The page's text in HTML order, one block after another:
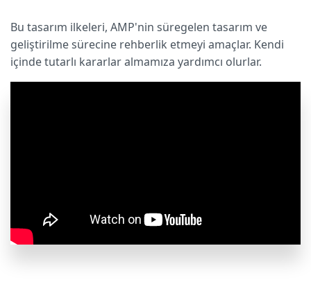
Bu tasarım ilkeleri, AMP'nin süregelen tasarım ve
geliştirilme sürecine rehberlik etmeyi amaçlar. Kendi
içinde tutarlı kararlar almamıza yardımcı olurlar.